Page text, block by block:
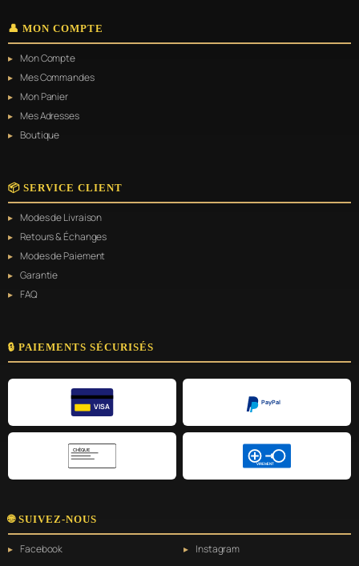
👤 MON COMPTE
Mon Compte
Mes Commandes
Mon Panier
Mes Adresses
Boutique
📦 SERVICE CLIENT
Modes de Livraison
Retours & Échanges
Modes de Paiement
Garantie
FAQ
🔒 PAIEMENTS SÉCURISÉS
VISA
PayPal
CHÈQUE
VIREMENT
🌐 SUIVEZ-NOUS
Facebook Instagram